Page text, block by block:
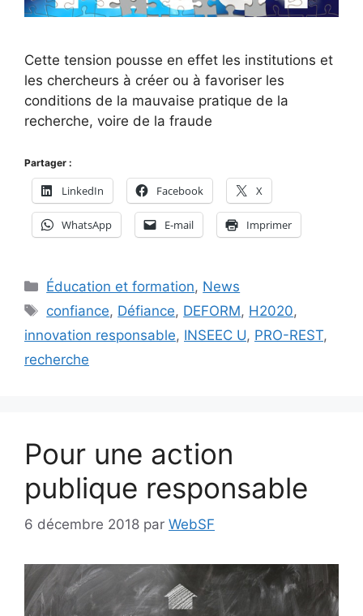
Cette tension pousse en effet les institutions et
les chercheurs à créer ou à favoriser les
conditions de la mauvaise pratique de la
recherche, voire de la fraude
Partager :
LinkedIn Facebook X
WhatsApp E-mail Imprimer
Catégories
Éducation et formation, News
Étiquettes
confiance, Défiance, DEFORM, H2020,
innovation responsable, INSEEC U, PRO-REST,
recherche
Pour une action
publique responsable
6 décembre 2018 par WebSF